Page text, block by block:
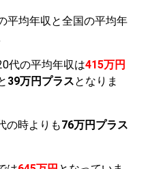
平均年収と全国の平均年
代の平均年収は415万円
39万円プラスとなりま
の時よりも76万円プラス